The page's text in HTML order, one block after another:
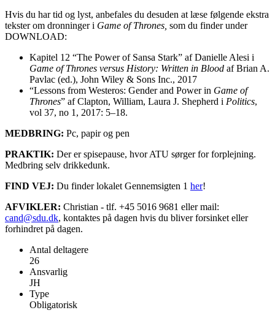
Hvis du har tid og lyst, anbefales du desuden at læse følgende ekstra
tekster om dronninger i Game of Thrones, som du finder under
DOWNLOAD:
Kapitel 12 “The Power of Sansa Stark” af Danielle Alesi i
Game of Thrones versus History: Written in Blood af Brian A.
Pavlac (ed.), John Wiley & Sons Inc., 2017
“Lessons from Westeros: Gender and Power in Game of
Thrones” af Clapton, William, Laura J. Shepherd i Politics,
vol 37, no 1, 2017: 5–18.
MEDBRING: Pc, papir og pen
PRAKTIK: Der er spisepause, hvor ATU sørger for forplejning.
Medbring selv drikkedunk.
FIND VEJ: Du finder lokalet Gennemsigten 1 her!
AFVIKLER: Christian - tlf. +45 5016 9681 eller mail:
cand@sdu.dk, kontaktes på dagen hvis du bliver forsinket eller
forhindret på dagen.
Antal deltagere
26
Ansvarlig
JH
Type
Obligatorisk